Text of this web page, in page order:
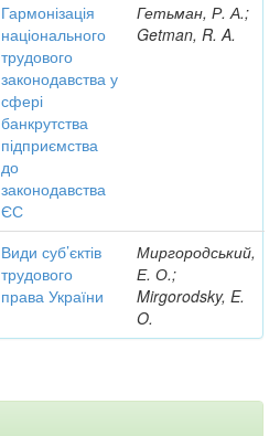
Гармонізація
національного
трудового
законодавства у
сфері
банкрутства
підприємства
до
законодавства
ЄС
Гетьман, Р. А.;
Getman, R. A.
Види суб’єктів
трудового
права України
Миргородський,
Е. О.;
Mirgorodsky, E.
O.